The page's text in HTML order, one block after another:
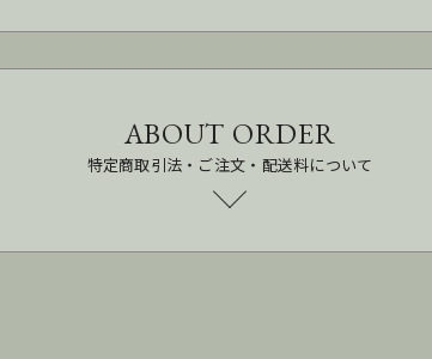
ABOUT ORDER
特定商取引法・ご注文・配送料について